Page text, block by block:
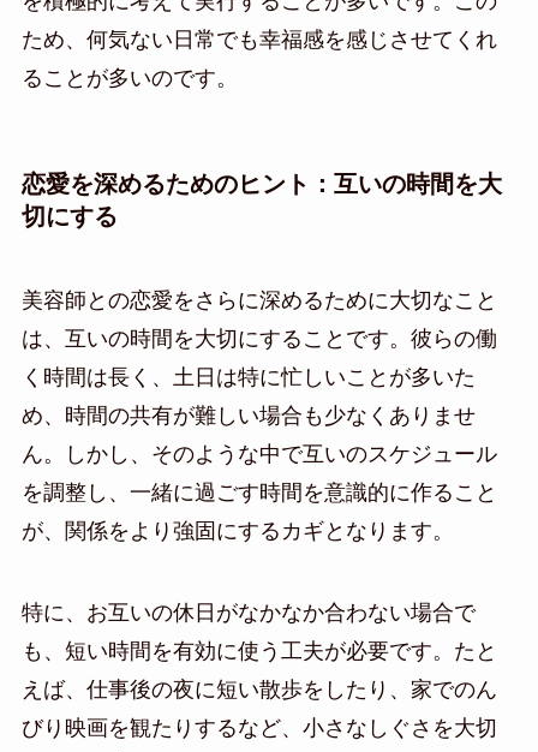
ため、何気ない日常でも幸福感を感じさせてくれ
ることが多いのです。
恋愛を深めるためのヒント：互いの時間を大
切にする
美容師との恋愛をさらに深めるために大切なこと
は、互いの時間を大切にすることです。彼らの働
く時間は長く、土日は特に忙しいことが多いた
め、時間の共有が難しい場合も少なくありませ
ん。しかし、そのような中で互いのスケジュール
を調整し、一緒に過ごす時間を意識的に作ること
が、関係をより強固にするカギとなります。
特に、お互いの休日がなかなか合わない場合で
も、短い時間を有効に使う工夫が必要です。たと
えば、仕事後の夜に短い散歩をしたり、家でのん
びり映画を観たりするなど、小さなしぐさを大切